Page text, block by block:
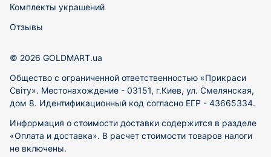
Комплекты украшений
Отзывы
© 2026 GOLDMART.ua
Общество с ограниченной ответственностью «Прикраси
Світу». Местонахождение - 03151, г.Киев, ул. Смелянская,
дом 8. Идентификационный код согласно ЕГР - 43665334.
Информация о стоимости доставки содержится в разделе
«Оплата и доставка». В расчет стоимости товаров налоги
не включены.